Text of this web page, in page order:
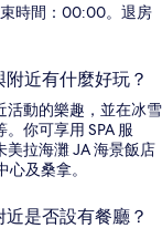
時間：00:00。退房
近有什麼好玩？
活動的樂趣，並在冰雪
你可享用 SPA 服
拉海灘 JA 海景飯店
及桑拿。
是否設有餐廳？